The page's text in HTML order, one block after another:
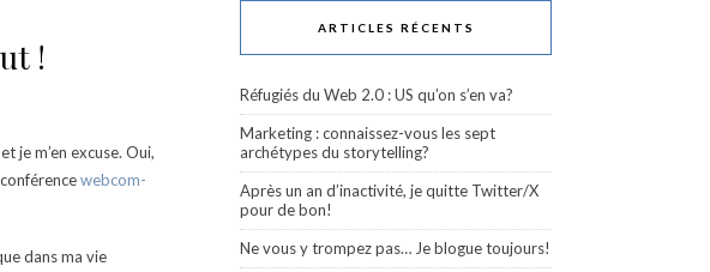
!
je m’en excuse. Oui,
webcom-
dans ma vie
ARTICLES RÉCENTS
Réfugiés du Web 2.0 : US qu’on s’en va?
Marketing : connaissez-vous les sept
archétypes du storytelling?
Après un an d’inactivité, je quitte Twitter/X
pour de bon!
Ne vous y trompez pas… Je blogue toujours!